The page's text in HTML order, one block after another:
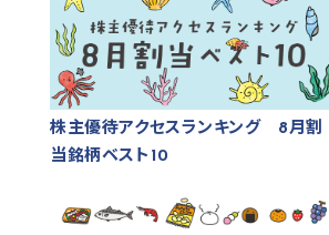
株主優待アクセスランキング 8月割
当銘柄ベスト10